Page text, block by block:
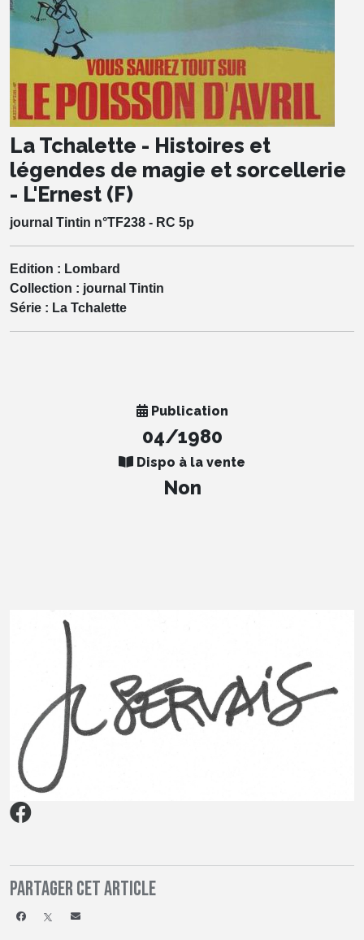
La Tchalette - Histoires et
légendes de magie et sorcellerie
- L'Ernest (F)
journal Tintin n°TF238 - RC 5p
Edition : Lombard
Collection : journal Tintin
Série : La Tchalette
Publication
04/1980
Dispo à la vente
Non
Partager cet article